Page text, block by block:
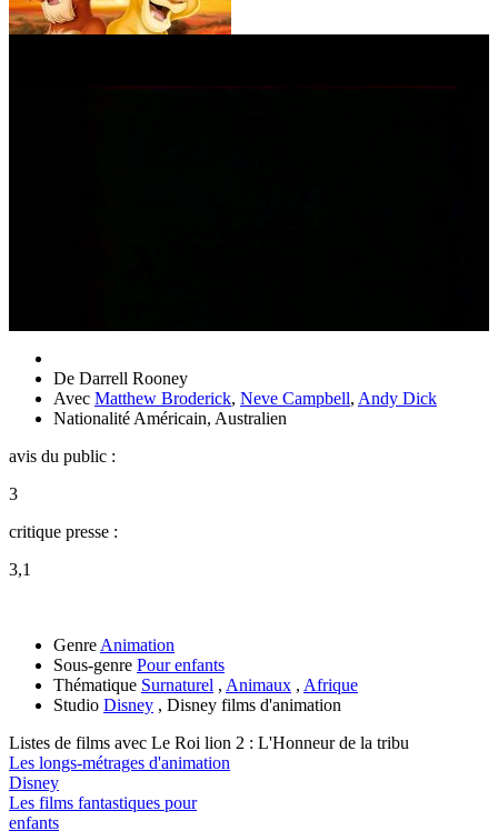
De Darrell Rooney
Avec Matthew Broderick, Neve Campbell, Andy Dick
Nationalité Américain, Australien
avis du public :
3
critique presse :
3,1
Genre Animation
Sous-genre Pour enfants
Thématique Surnaturel , Animaux , Afrique
Studio Disney , Disney films d'animation
Listes de films avec Le Roi lion 2 : L'Honneur de la tribu
Les longs-métrages d'animation
Disney
Les films fantastiques pour
enfants